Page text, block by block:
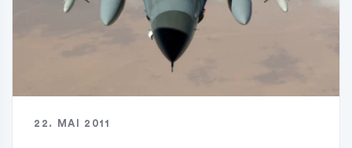
22. MAI 2011